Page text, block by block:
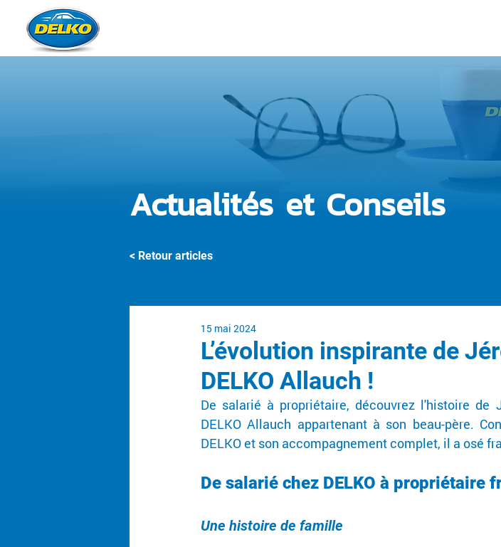
Actualités et Conseils
< Retour articles
L’évolution inspirante de
DELKO Allauch !
15 mai 2024
De salarié à propriétaire, découvrez l'histoire
DELKO Allauch appartenant à son beau-père.
DELKO et son accompagnement complet, il a osé
De salarié chez DELKO à propriétaire
Une histoire de famille